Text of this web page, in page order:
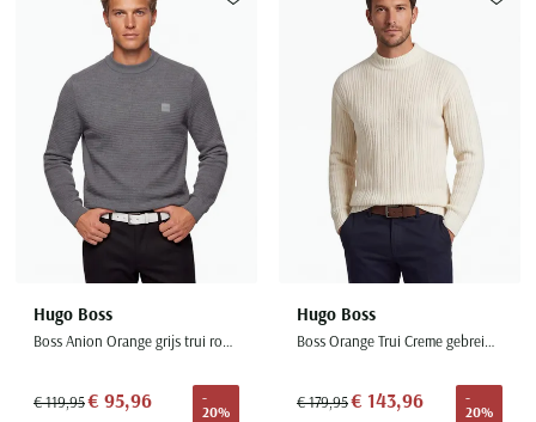
Hugo Boss
Boss Anion Orange grijs trui ronde hals effen
€ 119,95€ 95,96
-
20%
Toevoegen aan favorieten
Hugo Boss
Boss Orange Trui Creme gebreid wol grof gebreid
€ 179,95€ 143,96
-
20%